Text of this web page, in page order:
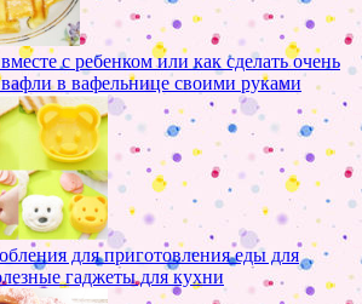
с ребенком или как сделать очень
в вафельнице своими руками
для приготовления еды для
гаджеты для кухни